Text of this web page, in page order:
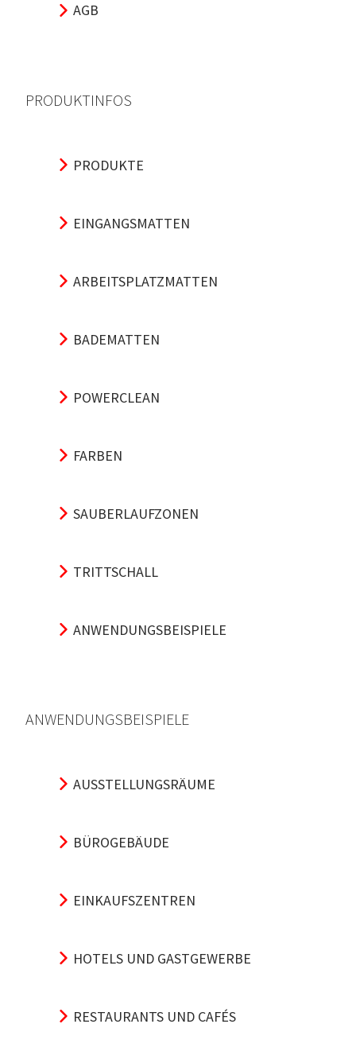
AGB
PRODUKTINFOS
PRODUKTE
EINGANGSMATTEN
ARBEITSPLATZMATTEN
BADEMATTEN
POWERCLEAN
FARBEN
SAUBERLAUFZONEN
TRITTSCHALL
ANWENDUNGSBEISPIELE
ANWENDUNGSBEISPIELE
AUSSTELLUNGSRÄUME
BÜROGEBÄUDE
EINKAUFSZENTREN
HOTELS UND GASTGEWERBE
RESTAURANTS UND CAFÉS